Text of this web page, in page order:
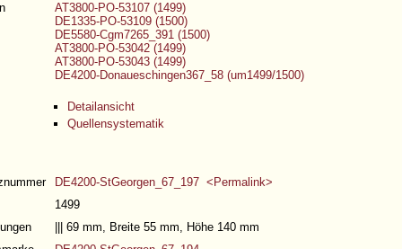
AT3800-PO-53107 (1499)
DE1335-PO-53109 (1500)
DE5580-Cgm7265_391 (1500)
AT3800-PO-53042 (1499)
AT3800-PO-53043 (1499)
DE4200-Donaueschingen367_58 (um1499/1500)
Detailansicht
Quellensystematik
DE4200-StGeorgen_67_197 <Permalink>
1499
||| 69 mm, Breite 55 mm, Höhe 140 mm